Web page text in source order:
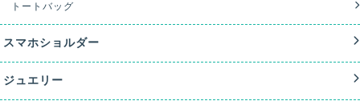
トートバッグ
スマホショルダー
ジュエリー